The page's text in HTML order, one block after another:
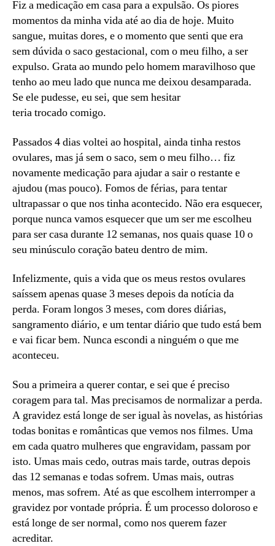
Fiz a medicação em casa para a expulsão. Os piores
momentos da minha vida até ao dia de hoje. Muito
sangue, muitas dores, e o momento que senti que era
sem dúvida o saco gestacional, com o meu filho, a ser
expulso. Grata ao mundo pelo homem maravilhoso que
tenho ao meu lado que nunca me deixou desamparada.
Se ele pudesse, eu sei, que sem hesitar
teria trocado comigo.
Passados 4 dias voltei ao hospital, ainda tinha restos
ovulares, mas já sem o saco, sem o meu filho… fiz
novamente medicação para ajudar a sair o restante e
ajudou (mas pouco). Fomos de férias, para tentar
ultrapassar o que nos tinha acontecido. Não era esquecer,
porque nunca vamos esquecer que um ser me escolheu
para ser casa durante 12 semanas, nos quais quase 10 o
seu minúsculo coração bateu dentro de mim.
Infelizmente, quis a vida que os meus restos ovulares
saíssem apenas quase 3 meses depois da notícia da
perda. Foram longos 3 meses, com dores diárias,
sangramento diário, e um tentar diário que tudo está bem
e vai ficar bem. Nunca escondi a ninguém o que me
aconteceu.
Sou a primeira a querer contar, e sei que é preciso
coragem para tal. Mas precisamos de normalizar a perda.
A gravidez está longe de ser igual às novelas, as histórias
todas bonitas e românticas que vemos nos filmes. Uma
em cada quatro mulheres que engravidam, passam por
isto. Umas mais cedo, outras mais tarde, outras depois
das 12 semanas e todas sofrem. Umas mais, outras
menos, mas sofrem. Até as que escolhem interromper a
gravidez por vontade própria. É um processo doloroso e
está longe de ser normal, como nos querem fazer
acreditar.